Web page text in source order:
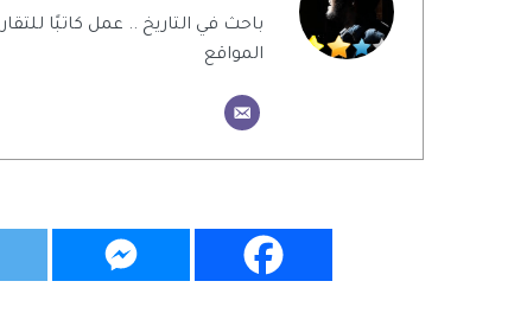
باحث في التاريخ .. عمل كاتبًا
المواقع